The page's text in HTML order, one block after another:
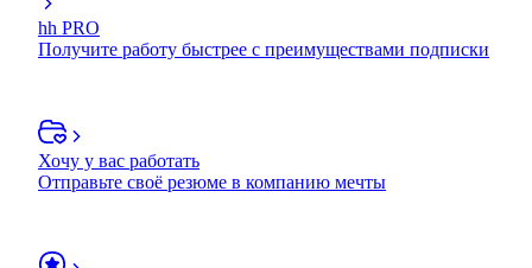
hh PRO
Получите работу быстрее с преимуществами подписки
Хочу у вас работать
Отправьте своё резюме в компанию мечты